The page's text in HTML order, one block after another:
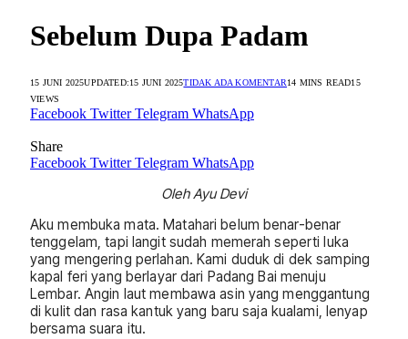
Sebelum Dupa Padam
15 JUNI 2025UPDATED:15 JUNI 2025TIDAK ADA KOMENTAR14 MINS READ15
VIEWS
Facebook Twitter Telegram WhatsApp
Share
Facebook Twitter Telegram WhatsApp
Oleh Ayu Devi
Aku membuka mata. Matahari belum benar-benar
tenggelam, tapi langit sudah memerah seperti luka
yang mengering perlahan. Kami duduk di dek samping
kapal feri yang berlayar dari Padang Bai menuju
Lembar. Angin laut membawa asin yang menggantung
di kulit dan rasa kantuk yang baru saja kualami, lenyap
bersama suara itu.